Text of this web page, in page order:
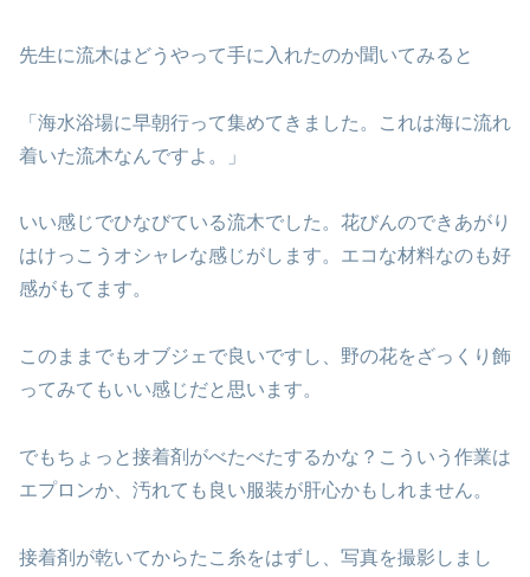
先生に流木はどうやって手に入れたのか聞いてみると
「海水浴場に早朝行って集めてきました。これは海に流れ
着いた流木なんですよ。」
いい感じでひなびている流木でした。花びんのできあがり
はけっこうオシャレな感じがします。エコな材料なのも好
感がもてます。
このままでもオブジェで良いですし、野の花をざっくり飾
ってみてもいい感じだと思います。
でもちょっと接着剤がべたべたするかな？こういう作業は
エプロンか、汚れても良い服装が肝心かもしれません。
接着剤が乾いてからたこ糸をはずし、写真を撮影しまし